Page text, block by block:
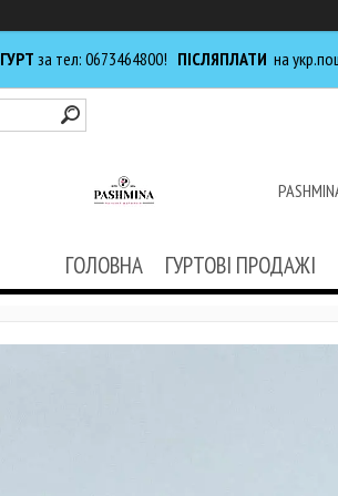
за тел: 0673464800! ПІСЛЯПЛАТИ на
ГОЛОВНА ГУРТОВІ ПРОДАЖІ